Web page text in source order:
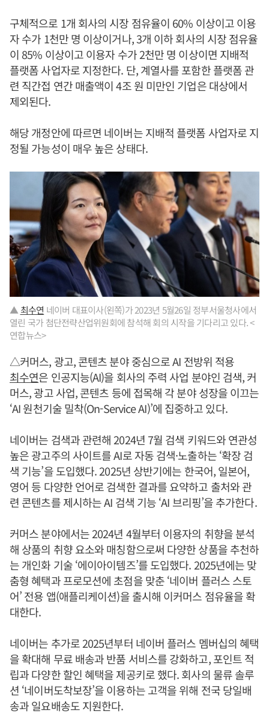
구체적으로 1개 회사의 시장 점유율이 60% 이상이고 이용
자 수가 1천만 명 이상이거나, 3개 이하 회사의 시장 점유율
이 85% 이상이고 이용자 수가 2천만 명 이상이면 지배적
플랫폼 사업자로 지정한다. 단, 계열사를 포함한 플랫폼 관
련 직간접 연간 매출액이 4조 원 미만인 기업은 대상에서
제외된다.
해당 개정안에 따르면 네이버는 지배적 플랫폼 사업자로 지
정될 가능성이 매우 높은 상태다.
▲ 최수연 네이버 대표이사(왼쪽)가 2023년 5월26일 정부서울청사에서
열린 국가 첨단전략산업위원회에 참석해 회의 시작을 기다리고 있다. <
연합뉴스>
△커머스, 광고, 콘텐츠 분야 중심으로 AI 전방위 적용
최수연은 인공지능(AI)을 회사의 주력 사업 분야인 검색, 커
머스, 광고 사업, 콘텐츠 등에 접목해 각 분야 성장을 이끄는
‘AI 원천기술 밀착(On-Service AI)’에 집중하고 있다.
네이버는 검색과 관련해 2024년 7월 검색 키워드와 연관성
높은 광고주의 사이트를 AI로 자동 검색·노출하는 ‘확장 검
색 기능’을 도입했다. 2025년 상반기에는 한국어, 일본어,
영어 등 다양한 언어로 검색한 결과를 요약하고 출처와 관
련 콘텐츠를 제시하는 AI 검색 기능 ‘AI 브리핑’을 추가한다.
커머스 분야에서는 2024년 4월부터 이용자의 취향을 분석
해 상품의 취향 요소와 매칭함으로써 다양한 상품을 추천하
는 개인화 기술 ‘에이아이템즈’를 도입했다. 2025년에는 맞
춤형 혜택과 프로모션에 초점을 맞춘 ‘네이버 플러스 스토
어’ 전용 앱(애플리케이션)을 출시해 이커머스 점유율을 확
대한다.
네이버는 추가로 2025년부터 네이버 플러스 멤버십의 혜택
을 확대해 무료 배송과 반품 서비스를 강화하고, 포인트 적
립과 다양한 할인 혜택을 제공키로 했다. 회사의 물류 솔루
션 ‘네이버도착보장’을 이용하는 고객을 위해 전국 당일배
송과 일요배송도 지원한다.